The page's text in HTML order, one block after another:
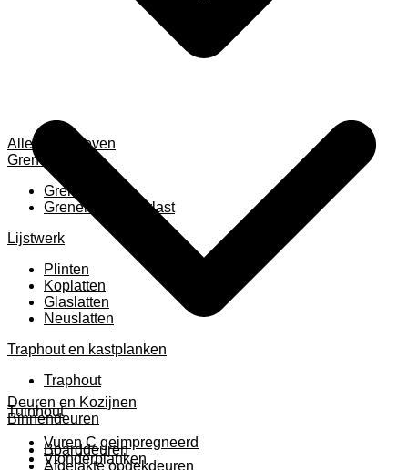
Alles weergeven
Grenen
Grenen B ruw
Grenen gevingerlast
Lijstwerk
Plinten
Koplatten
Glaslatten
Neuslatten
Traphout en kastplanken
Traphout
Tuinhout
Vuren C geimpregneerd
Vlonderplanken
Deuren en Kozijnen
Binnendeuren
Boarddeuren
Afgelakte opdekdeuren